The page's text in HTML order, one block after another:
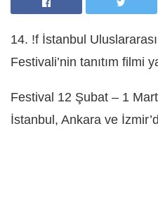
14. !f İstanbul
Festivali’nin tanıtım filmi
Festival 12 Şubat – 1
İstanbul, Ankara ve